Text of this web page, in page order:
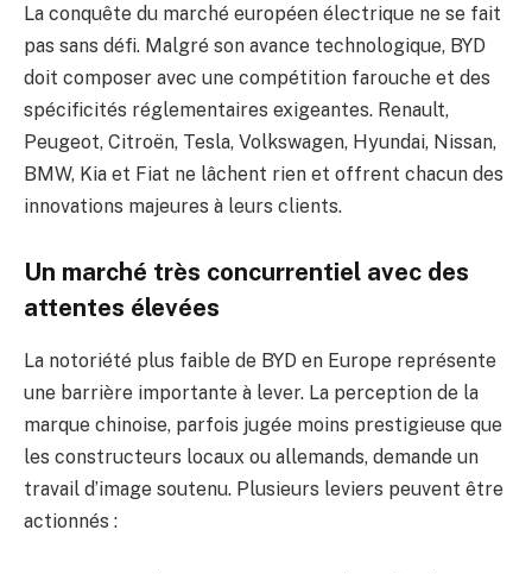
La conquête du marché européen électrique ne se fait
pas sans défi. Malgré son avance technologique, BYD
doit composer avec une compétition farouche et des
spécificités réglementaires exigeantes. Renault,
Peugeot, Citroën, Tesla, Volkswagen, Hyundai, Nissan,
BMW, Kia et Fiat ne lâchent rien et offrent chacun des
innovations majeures à leurs clients.
Un marché très concurrentiel avec des
attentes élevées
La notoriété plus faible de BYD en Europe représente
une barrière importante à lever. La perception de la
marque chinoise, parfois jugée moins prestigieuse que
les constructeurs locaux ou allemands, demande un
travail d’image soutenu. Plusieurs leviers peuvent être
actionnés :